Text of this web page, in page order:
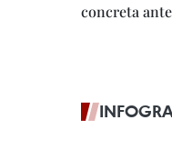
concreta